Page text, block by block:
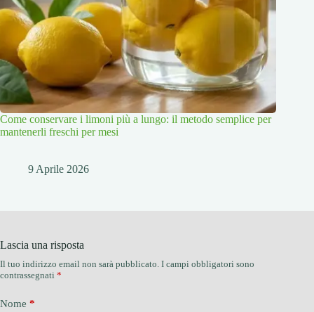
Come conservare i limoni più a lungo: il metodo semplice per
mantenerli freschi per mesi
9 Aprile 2026
Lascia una risposta
Il tuo indirizzo email non sarà pubblicato. I campi obbligatori sono
contrassegnati *
Nome *